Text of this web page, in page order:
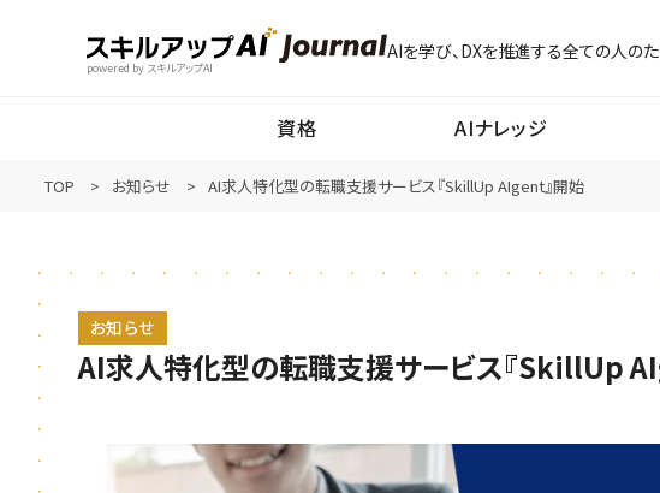
powered by スキルアップAI
AIを学び、DXを推進する全ての人の
資格 AIナレッジ
TOP お知らせ AI求人特化型の転職支援サービス『SkillUp AIgent』開始
お知らせ
AI求人特化型の転職支援サービス『SkillUp